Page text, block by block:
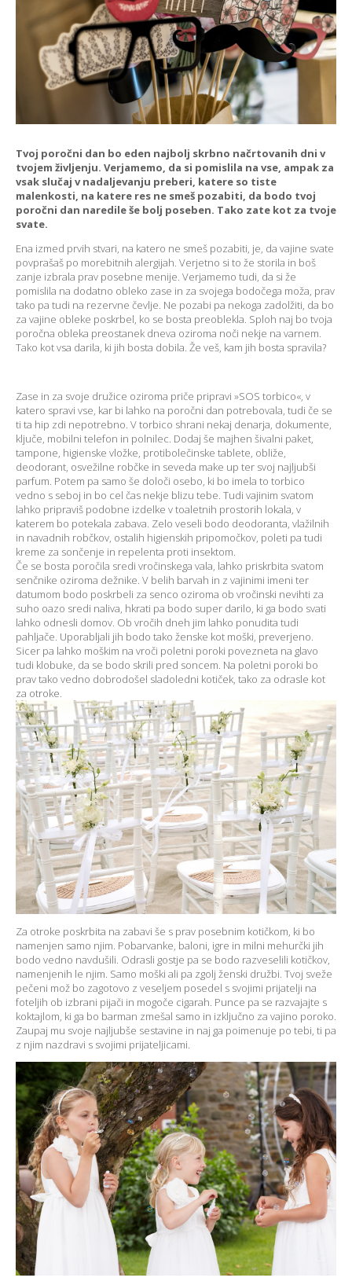
Tvoj poročni dan bo eden najbolj skrbno načrtovanih dni v
tvojem življenju. Verjamemo, da si pomislila na vse, ampak za
vsak slučaj v nadaljevanju preberi, katere so tiste
malenkosti, na katere res ne smeš pozabiti, da bodo tvoj
poročni dan naredile še bolj poseben. Tako zate kot za tvoje
svate.
Ena izmed prvih stvari, na katero ne smeš pozabiti, je, da vajine svate
povprašaš po morebitnih alergijah. Verjetno si to že storila in boš
zanje izbrala prav posebne menije. Verjamemo tudi, da si že
pomislila na dodatno obleko zase in za svojega bodočega moža, prav
tako pa tudi na rezervne čevlje. Ne pozabi pa nekoga zadolžiti, da bo
za vajine obleke poskrbel, ko se bosta preoblekla. Sploh naj bo tvoja
poročna obleka preostanek dneva oziroma noči nekje na varnem.
Tako kot vsa darila, ki jih bosta dobila. Že veš, kam jih bosta spravila?
Zase in za svoje družice oziroma priče pripravi »SOS torbico«, v
katero spravi vse, kar bi lahko na poročni dan potrebovala, tudi če se
ti ta hip zdi nepotrebno. V torbico shrani nekaj denarja, dokumente,
ključe, mobilni telefon in polnilec. Dodaj še majhen šivalni paket,
tampone, higienske vložke, protibolečinske tablete, obliže,
deodorant, osvežilne robčke in seveda make up ter svoj najljubši
parfum. Potem pa samo še določi osebo, ki bo imela to torbico
vedno s seboj in bo cel čas nekje blizu tebe. Tudi vajinim svatom
lahko pripraviš podobne izdelke v toaletnih prostorih lokala, v
katerem bo potekala zabava. Zelo veseli bodo deodoranta, vlažilnih
in navadnih robčkov, ostalih higienskih pripomočkov, poleti pa tudi
kreme za sončenje in repelenta proti insektom.
Če se bosta poročila sredi vročinskega vala, lahko priskrbita svatom
senčnike oziroma dežnike. V belih barvah in z vajinimi imeni ter
datumom bodo poskrbeli za senco oziroma ob vročinski nevihti za
suho oazo sredi naliva, hkrati pa bodo super darilo, ki ga bodo svati
lahko odnesli domov. Ob vročih dneh jim lahko ponudita tudi
pahljače. Uporabljali jih bodo tako ženske kot moški, preverjeno.
Sicer pa lahko moškim na vroči poletni poroki povezneta na glavo
tudi klobuke, da se bodo skrili pred soncem. Na poletni poroki bo
prav tako vedno dobrodošel sladoledni kotiček, tako za odrasle kot
za otroke.
Za otroke poskrbita na zabavi še s prav posebnim kotičkom, ki bo
namenjen samo njim. Pobarvanke, baloni, igre in milni mehurčki jih
bodo vedno navdušili. Odrasli gostje pa se bodo razveselili kotičkov,
namenjenih le njim. Samo moški ali pa zgolj ženski družbi. Tvoj sveže
pečeni mož bo zagotovo z veseljem posedel s svojimi prijatelji na
foteljih ob izbrani pijači in mogoče cigarah. Punce pa se razvajajte s
koktajlom, ki ga bo barman zmešal samo in izključno za vajino poroko.
Zaupaj mu svoje najljubše sestavine in naj ga poimenuje po tebi, ti pa
z njim nazdravi s svojimi prijateljicami.